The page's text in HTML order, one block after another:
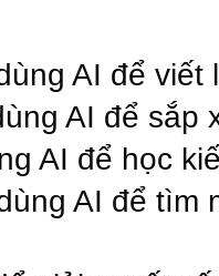
AI để viết
AI để sắp
AI để học
AI để tìm